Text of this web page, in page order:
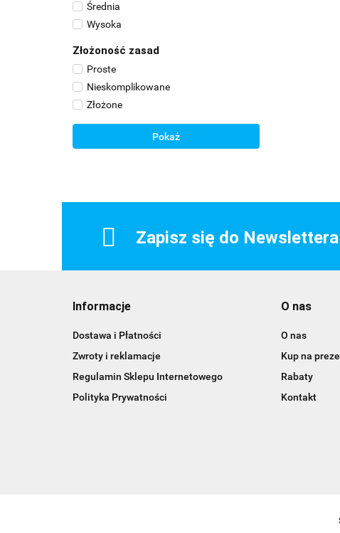
Średnia
Wysoka
Złożoność zasad
Proste
Nieskomplikowane
Złożone
Pokaż
Zapisz się do Newslettera
Informacje
Dostawa i Płatności
Zwroty i reklamacje
Regulamin Sklepu Internetowego
Polityka Prywatności
O nas
O nas
Kup na
Rabaty
Kontakt